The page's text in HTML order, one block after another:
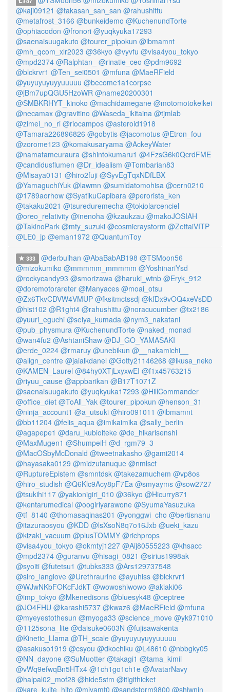
@kaji09121 @takasan_san_san @rahushittu
@metafrost_3166 @bunkeidemo @KuchenundTorte
@ophiacodon @fronori @yuqkyuka17293
@saenaisuugakuto @tourer_pipokun @ibmamnt
@mh_qcom_xlr2023 @36kyo @vyvfu @visa4you_tokyo
@mpd2374 @Ralphtan_ @rinatie_ceo @pdm9692
@blckrvr1 @Ten_sei0501 @mfuna @MaeRField
@yuyuyuyuyyuuuuu @become1a1corpse
@jBm7upQGU5HzoWR @name20200301
@SMBKRHYT_kinoko @machidamegane @motomotokeikei
@necamax @gravitino @Waseda_ikitaina @tjmlab
@zimei_no_ri @riocampos @asteroid1918
@Tamara226896826 @gobytis @jacomotus @Etron_fou
@zorome123 @komakusaryama @AckeyWater
@namatameuraura @shintokumaru1 @4FzsG6k0QcrdFME
@candidusflumen @Dr_idealism @Tombarian83
@Misaya0131 @hiro2fuji @SyvEgTqxNDfLBX
@YamaguchiYuk @lawmn @sumidatomohisa @cern0210
@1789aorhow @SyatikuCapibara @perorista_ken
@takaku2021 @tsureduremecha @tokiolarcenciel
@oreo_relativity @inenoha @kzaukzau @makoJOSIAH
@TakinoPark @mty_suzuki @cosmicraystorm @ZettaiVITP
@LE0_jp @eman1972 @QuantumToy
333 @derbuihan @AbaBabAB198 @TSMoon56
@mizokumiko @mmmmm_mmmmm @YoshinariYsd
@rockycandy93 @smorizawa @haruki_wtnb @Eryk_912
@doremotorareter @Manyaces @moai_otsu
@Zx6TkvCDVW4VMUP @fksitmctssdj @kfDx9vOQ4xeVsDD
@hist102 @R1ght4 @rahushittu @noracucumber @tx2186
@yuuri_eguchi @seiya_kumada @nym3_nakatani
@pub_physmura @KuchenundTorte @naked_monad
@wan4fu2 @AshtaniShaw @DJ_GO_YAMASAKI
@erde_0224 @rmaruy @unebikun @__nakamichi__
@align_centre @jaialkdanel @Gotty21146268 @ikusa_neko
@KAMEN_Laurel @84hy0XTjLxyxwEI @f1x45763215
@riyuu_cause @appbarikan @B17T1071Z
@saenaisuugakuto @yuqkyuka17293 @HillCommander
@office_diet @ToAll_Yak @tourer_pipokun @henson_31
@ninja_account1 @a_utsuki @hiro091011 @ibmamnt
@bb11204 @felis_aqua @imikaimika @sally_berlin
@agapepe1 @daru_kubioiteke @de_hikarisenshi
@MaxMugen1 @ShumpeiH @d_rgm79_3
@MacOSbyMcDonald @tweetnakasho @gami2014
@hayasaka0129 @midzutanuque @nmlsct
@RuptureEpistem @smntdsk @takezamuchem @vp8os
@hiro_studish @Q6Klc9Acy8pF7Ea @smyayms @sow2727
@tsukihi117 @yakionigiri_010 @36kyo @Hicurry871
@kentarumedical @oogiriyarawone @SyumaYasuzuka
@tf_8140 @thomasaqinas201 @yonggwi_cho @bertisnanu
@itazuraosyou @KDD @lsXsoN8q7o16Jxb @ueki_kazu
@kizaki_vacuum @plusTOMMY @richprops
@visa4you_tokyo @okmtyj1227 @Aij80555223 @khsacc
@mpd2374 @guranvu @hisagi_0821 @sirius1998ak
@syoiti @futetsu1 @tubks333 @Ars129737548
@siro_langlove @Urethraurine @ayuhiss @blckrvr1
@WJwNKbFOKcFJdkT @wowoshiwowo @akiaki06
@imp_tokyo @Mkenedisons @bluesyk48 @ceptree
@JO4FHU @karashi5737 @kwaz6 @MaeRField @mfuna
@myeyestothesun @myoga33 @science_move @yk971010
@1125sona_lite @daisuke0603N @fujisawakenta
@Kinetic_Llama @TH_scale @yuyuyuyuyyuuuuu
@asakuso1919 @csyou @dkochiku @L48610 @nbbgky05
@NN_dayone @SuMuotter @takagi1 @tama_kimii
@vWq9efwqBn5HTx4 @1ch1go1ch1e @AvatarNavy
@halpal02_mof28 @hide5stm @itigithicket
@kare_kuite_hito @miyamt0 @sandstorm9800 @shiwnin